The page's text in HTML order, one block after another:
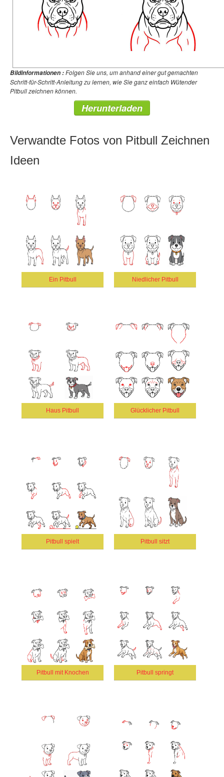
Bildinformationen :Folgen Sie uns, um anhand einer gut gemachten
Schritt-für-Schritt-Anleitung zu lernen, wie Sie ganz einfach Wütender
Pitbull zeichnen können.
Herunterladen
Verwandte Fotos von Pitbull Zeichnen
Ideen
Ein Pitbull Niedlicher Pitbull
Haus Pitbull Glücklicher Pitbull
Pitbull spielt Pitbull sitzt
Pitbull mit Knochen Pitbull springt